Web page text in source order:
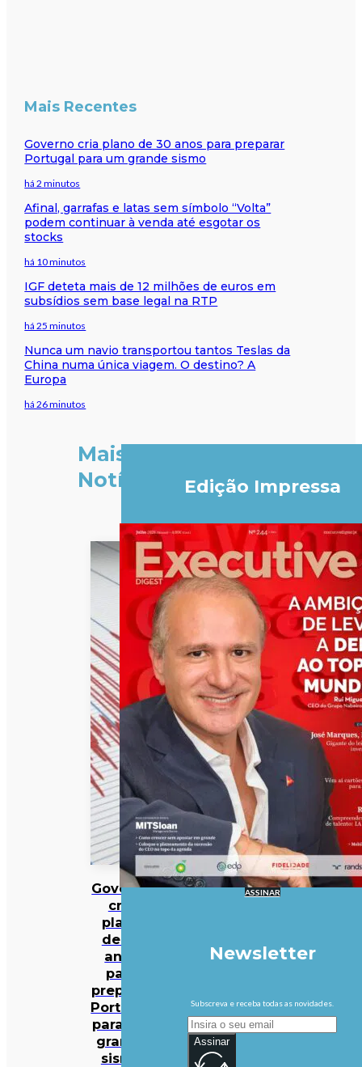
Mais Recentes
Governo cria plano de 30 anos para preparar
Portugal para um grande sismo
há 2 minutos
Afinal, garrafas e latas sem símbolo “Volta”
podem continuar à venda até esgotar os
stocks
há 10 minutos
IGF deteta mais de 12 milhões de euros em
subsídios sem base legal na RTP
há 25 minutos
Nunca um navio transportou tantos Teslas da
China numa única viagem. O destino? A
Europa
há 26 minutos
Mais
Notícias
Governo
cria
plano
de 30
anos
para
preparar
Portugal
para um
grande
sismo
Edição Impressa
ASSINAR
Newsletter
Subscreva e receba todas as novidades.
Assinar